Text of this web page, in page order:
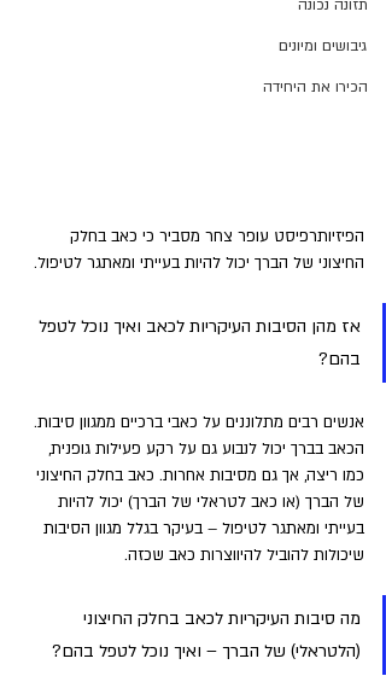
תזונה נכונה
גיבושים ומיונים
הכירו את היחידה
הפיזיותרפיסט עופר צחר מסביר כי כאב בחלק
החיצוני של הברך יכול להיות בעייתי ומאתגר לטיפול.
אז מהן הסיבות העיקריות לכאב ואיך נוכל לטפל
בהם?
אנשים רבים מתלוננים על כאבי ברכיים ממגוון סיבות.
הכאב בברך יכול לנבוע גם על רקע פעילות גופנית,
כמו ריצה, אך גם מסיבות אחרות. כאב בחלק החיצוני
של הברך (או כאב לטראלי של הברך) יכול להיות
בעייתי ומאתגר לטיפול – בעיקר בגלל מגוון הסיבות
שיכולות להוביל להיווצרות כאב שכזה.
מה סיבות העיקריות לכאב בחלק החיצוני
(הלטראלי) של הברך – ואיך נוכל לטפל בהם?